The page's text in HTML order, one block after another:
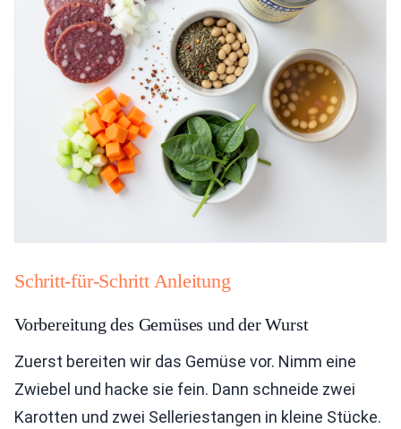
Schritt-für-Schritt Anleitung
Vorbereitung des Gemüses und der Wurst
Zuerst bereiten wir das Gemüse vor. Nimm eine
Zwiebel und hacke sie fein. Dann schneide zwei
Karotten und zwei Selleriestangen in kleine Stücke.